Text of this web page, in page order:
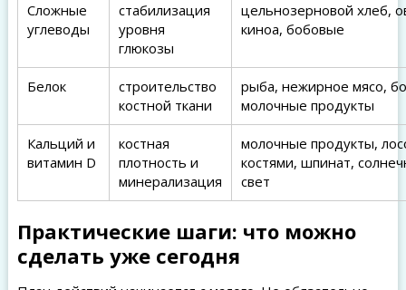
Сложные
углеводы
стабилизация
уровня
глюкозы
цельнозерновой хлеб,
киноа, бобовые
Белок
строительство
костной ткани
рыба, нежирное мясо,
молочные продукты
Кальций и
витамин D
костная
плотность и
минерализация
молочные продукты,
костями, шпинат,
свет
Практические шаги: что можно
сделать уже сегодня